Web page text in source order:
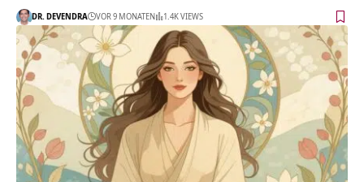
DR. DEVENDRA VOR 9 MONATEN 1.4K VIEWS